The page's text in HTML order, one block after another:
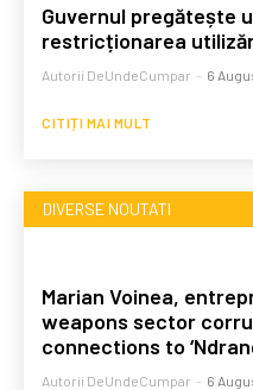
Guvernul pregătește
restricționarea
Autorii DeUndeCumpar - 6
CITIȚI MAI MULT
DIVERSE NOUTATI
Marian Voinea,
weapons sector
connections to
Autorii DeUndeCumpar - 6